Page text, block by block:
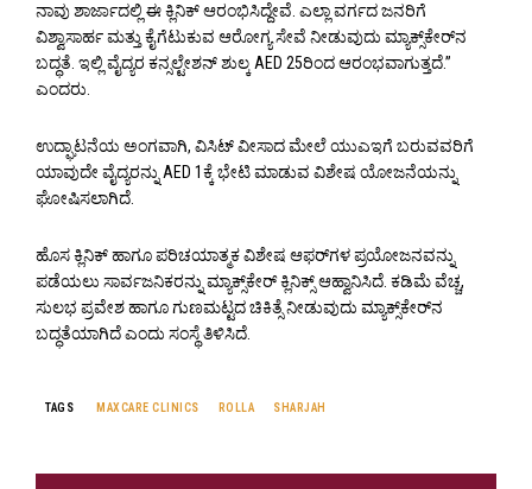
ನಾವು ಶಾರ್ಜಾದಲ್ಲಿ ಈ ಕ್ಲಿನಿಕ್ ಆರಂಭಿಸಿದ್ದೇವೆ. ಎಲ್ಲಾ ವರ್ಗದ ಜನರಿಗೆ
ವಿಶ್ವಾಸಾರ್ಹ ಮತ್ತು ಕೈಗೆಟುಕುವ ಆರೋಗ್ಯ ಸೇವೆ ನೀಡುವುದು ಮ್ಯಾಕ್ಸ್‌ಕೇರ್‌ನ
ಬದ್ಧತೆ. ಇಲ್ಲಿ ವೈದ್ಯರ ಕನ್ಸಲ್ಟೇಶನ್ ಶುಲ್ಕ AED 25ರಿಂದ ಆರಂಭವಾಗುತ್ತದೆ.”
ಎಂದರು.
ಉದ್ಘಾಟನೆಯ ಅಂಗವಾಗಿ, ವಿಸಿಟ್ ವೀಸಾದ ಮೇಲೆ ಯುಎಇಗೆ ಬರುವವರಿಗೆ
ಯಾವುದೇ ವೈದ್ಯರನ್ನು AED 1ಕ್ಕೆ ಭೇಟಿ ಮಾಡುವ ವಿಶೇಷ ಯೋಜನೆಯನ್ನು
ಘೋಷಿಸಲಾಗಿದೆ.
ಹೊಸ ಕ್ಲಿನಿಕ್ ಹಾಗೂ ಪರಿಚಯಾತ್ಮಕ ವಿಶೇಷ ಆಫರ್‌ಗಳ ಪ್ರಯೋಜನವನ್ನು
ಪಡೆಯಲು ಸಾರ್ವಜನಿಕರನ್ನು ಮ್ಯಾಕ್ಸ್‌ಕೇರ್ ಕ್ಲಿನಿಕ್ಸ್ ಆಹ್ವಾನಿಸಿದೆ. ಕಡಿಮೆ ವೆಚ್ಚ,
ಸುಲಭ ಪ್ರವೇಶ ಹಾಗೂ ಗುಣಮಟ್ಟದ ಚಿಕಿತ್ಸೆ ನೀಡುವುದು ಮ್ಯಾಕ್ಸ್‌ಕೇರ್‌ನ
ಬದ್ಧತೆಯಾಗಿದೆ ಎಂದು ಸಂಸ್ಥೆ ತಿಳಿಸಿದೆ.
TAGS MAXCARE CLINICS ROLLA SHARJAH